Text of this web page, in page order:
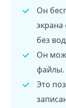
Он
без
Он
файлы.
Это